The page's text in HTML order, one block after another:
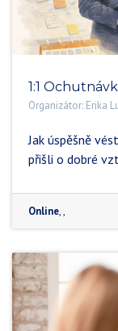
Organizátor: Erika
Jak úspěšně
přišli o dobré
Online,,